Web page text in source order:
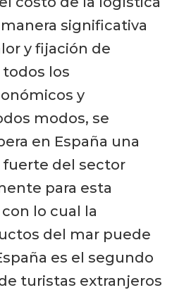
significativa
y fijación de
los
y
modos, se
en España una
del sector
para esta
lo cual la
del mar puede
es el segundo
turistas extranjeros